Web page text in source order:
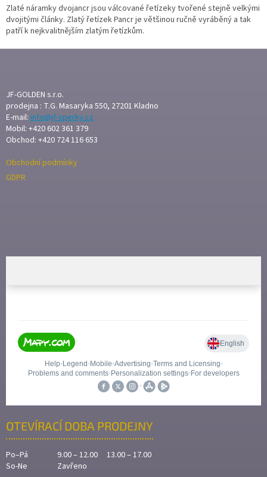
l
á
d
c
k
Zlaté náramky dvojancr jsou válcované řetízeky tvořené stejně velkými
dvojitými články. Zlatý řetízek Pancr je většinou ručně vyráběný a tak
patří k nejkvalitnějším zlatým řetízkům.
A
T
JF-GOLDEN s.r.o.
prodejna : T.G. Masaryka 550, 27201 Kladno
E-mail: info@jf-sperky.cz
Mobil: +420 602 361 379
Obchod: +420 724 116 653
Obchodní podmínky
GDPR
OTEVÍRACÍ DOBA PRODEJNY
Po–Pá
9.00 – 12.00 13.00 – 17.00
So-Ne
Zavřeno